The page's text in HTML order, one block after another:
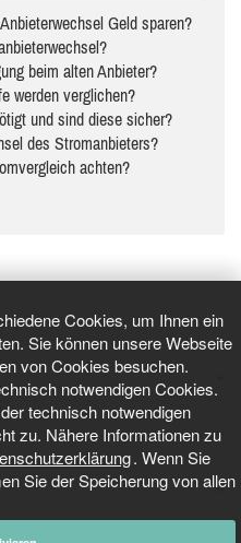
Cookies, um Ihnen ein
Sie können unsere Webseite
von Cookies besuchen.
notwendigen Cookies.
technisch notwendigen
zu. Nähere Informationen zu
. Wenn Sie
Sie der Speicherung von allen
Geld sparen?
beim alten Anbieter?
werden verglichen?
und sind diese sicher?
des Stromanbieters?
achten?